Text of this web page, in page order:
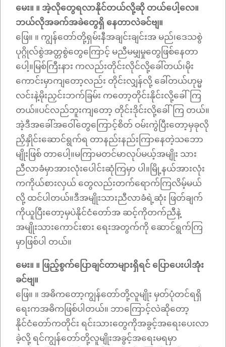
မေး။ ။ အဲ့လိုတွေရလာနိုင်တယ်လို့ဆို တယ်ပေါ့လေ။
ဘယ်လိုအခက်အခဲတွေရှိ နေတာလဲခင်ဗျ။
ဖြေ။ ။ ကျွန်တော်တို့ရှမ်းနီအချင်းချင်းအ မည်၊ဒေသစွဲ
ပုဂ္ဂိုလ်စွဲအတ္တစွဲတွေကြောင့် မညီမမျှမှုတွေဖြစ်နေတာ
ပေါ့။မြစ်ကြီးနား ကလည်းတိုင်းလိုင်လို့ခေါ်တယ်၊မိုး
ကောင်းမှာကျတော့လည်း တိုင်းလျှန်လို့ ခေါ်တယ်ဟုမ္မ
လင်းနဲ့မိုးညှင်းဘက်ခြမ်း ကတော့တိုင်းနိုင်းလို့ခေါ်ကြ
တယ်။ပင်လည်ဘူးကျတော့ တိုင်းဒိုင်းလို့ခေါ်ကြ တယ်။
အဲ့ဒီအခေါ်အဝေါ်တွေကြောင့်စိတ် ဝမ်းကွဲပြီးတော့မှခုလို
ညှိနှိုင်းဆောင်ရွက်ရ တာနည်းနည်းကြာနေတဲ့သဘော
မျိုးဖြစ် တာပေါ့။မကြာမတင်မာလုပ်မယ့်အမျိုး သား
ညီလာခံမှာအားလုံးပေါင်းဆုံကြမှာ ပါ။မြို့နယ်အားလုံး
ကကိုယ်စားလှယ် တွေလည်းတက်ရောက်ကြလိမ့်မယ်
လို့ ထင်ပါတယ်။ဒီအမျိုးသားညီလာခံရဲ့ဆုံး ဖြတ်ချက်
ကိုယူပြီးတော့မှပဲနိုင်ငံတော်အ ဆင့်ကိုတက်ညီနဲ့
အမျိုးသားကောင်းစား ရေးအတွက်ကို ဆောင်ရွက်ကြ
မှာဖြစ်ပါ တယ်။
မေး။ ။ ဖြည့်စွက်ပြောချင်တာများရှိရင် ပြောပေးပါအုံး
ခင်ဗျ။
ဖြေ။ ။ အဓိကတော့ကျွန်တော်တို့လူမျိုး မှတ်ပုံတင်ရရှိ
ရေးကအဓိကဖြစ်ပါတယ်။ ဘာကြောင့်လဲဆိုတော့
နိုင်ငံတော်ကတိုင်း ရင်းသားတွေကိုအခွင့်အရေးပေးလာ
ခဲ့လို့ ရင်ကျွန်တော်တို့လူမျိုးအခွင့်အရေးမရမှာ